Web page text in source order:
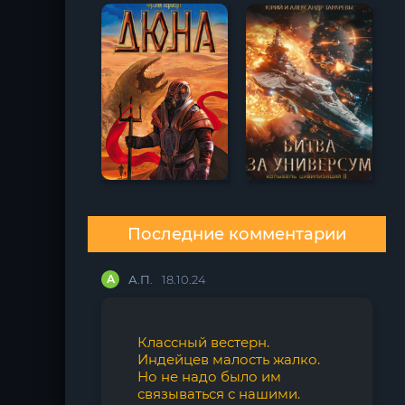
Последние комментарии
А А.П. 18.10.24
Классный вестерн.
Индейцев малость жалко.
Но не надо было им
связываться с нашими.